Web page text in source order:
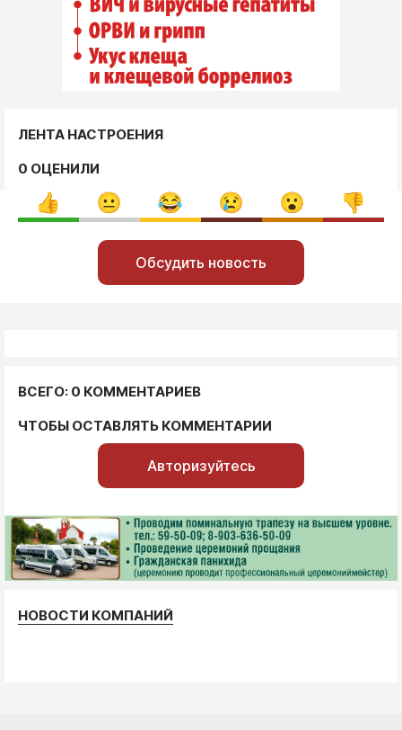
ЛЕНТА НАСТРОЕНИЯ
0 ОЦЕНИЛИ
Обсудить новость
ВСЕГО: 0 КОММЕНТАРИЕВ
ЧТОБЫ ОСТАВЛЯТЬ КОММЕНТАРИИ
Авторизуйтесь
НОВОСТИ КОМПАНИЙ